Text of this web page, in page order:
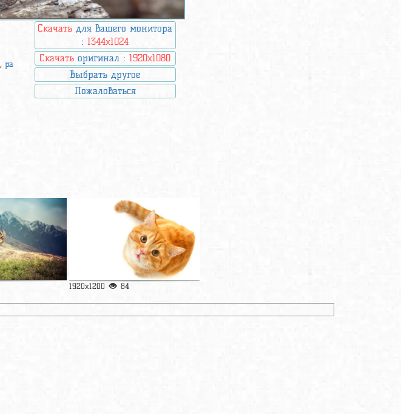
,ра
Скачать для вашего монитора
:1344x1024
Скачать оригинал :1920x1080
Выбрать другое
Пожаловаться
1920x1200 84